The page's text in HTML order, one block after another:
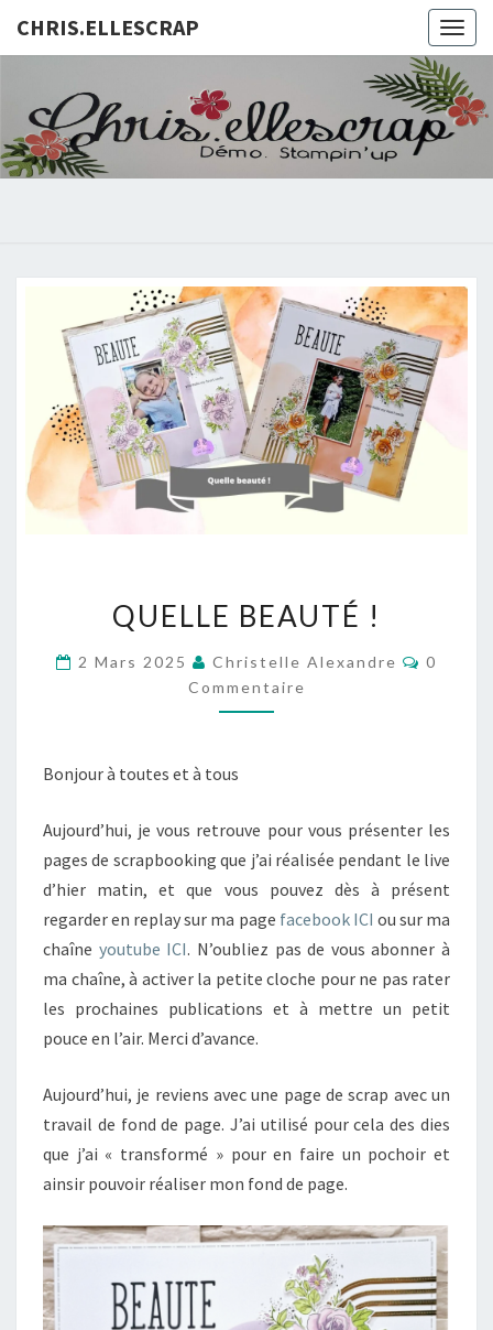
CHRIS.ELLESCRAP
BEAUTÉ
QUELLE BEAUTÉ !
2 Mars 2025 Christelle Alexandre
0
Commentaire
Bonjour à toutes et à tous
Aujourd’hui, je vous retrouve pour vous présenter les
pages de scrapbooking que j’ai réalisée pendant le live
d’hier matin, et que vous pouvez dès à présent
regarder en replay sur ma page facebook ICI ou sur ma
chaîne youtube ICI. N’oubliez pas de vous abonner à
ma chaîne, à activer la petite cloche pour ne pas rater
les prochaines publications et à mettre un petit
pouce en l’air. Merci d’avance.
Aujourd’hui, je reviens avec une page de scrap avec un
travail de fond de page. J’ai utilisé pour cela des dies
que j’ai « transformé » pour en faire un pochoir et
ainsir pouvoir réaliser mon fond de page.